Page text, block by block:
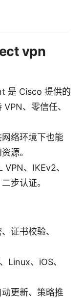
vpn
是 Cisco 提供的
、零信任、
络环境下也能
源。
、IKEv2、
步认证。
证书校验、
Linux、iOS、
更新、策略推